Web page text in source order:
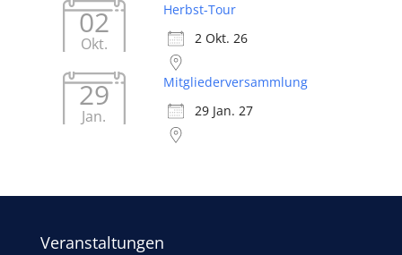
02
Okt.
Herbst-Tour
2 Okt. 26
29
Jan.
Mitgliederversammlung
29 Jan. 27
Veranstaltungen